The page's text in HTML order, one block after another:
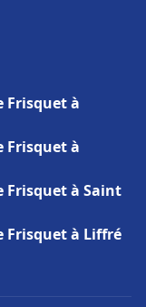
Frisquet à
Frisquet à
à Saint
Frisquet à Liffré